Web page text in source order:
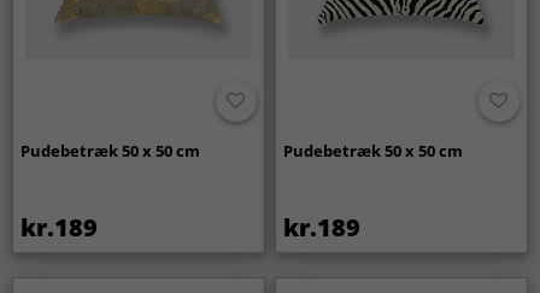
Pudebetræk 50 x 50 cm
kr.189
Pudebetræk 50 x 50 cm
kr.189